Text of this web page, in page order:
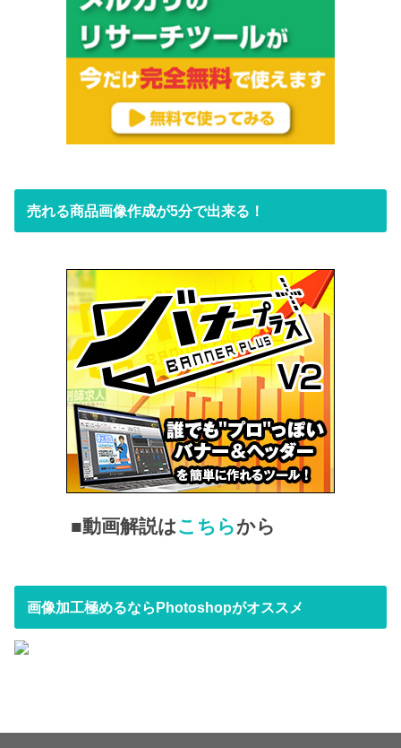
売れる商品画像作成が5分で出来る！
■動画解説はこちらから
画像加工極めるならPhotoshopがオススメ